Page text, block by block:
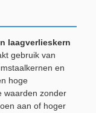
laagverlieskern
gebruik van
en
hoge
waarden zonder
aan of hoger